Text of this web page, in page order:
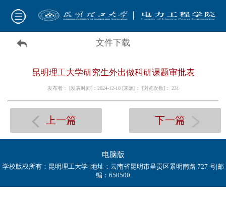
文件下载
昆明理工大学研究生外出做科研课题审批表
发布者： [发表时间]：2024-12-10 [来源]： [浏览次数]： 231
上一篇 下一篇
电脑版
学校版权所有：昆明理工大学 |地址：云南省昆明市呈贡区景明南路 727 号|邮
编：650500